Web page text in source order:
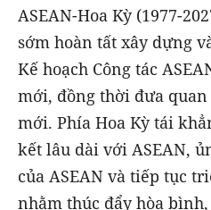
ASEAN-Hoa Kỳ (1977-
sớm hoàn tất xây dựng
Kế hoạch Công tác
mới, đồng thời đưa
mới. Phía Hoa Kỳ tái
kết lâu dài với ASEAN,
của ASEAN và tiếp tục
nhằm thúc đẩy hòa